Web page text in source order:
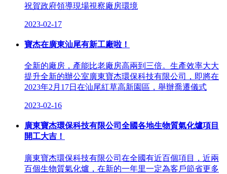
祝賀政府領導現場視察廠房環境
2023-02-17
寶杰在廣東汕尾有新工廠啦！
全新的廠房，產能比老廠房高兩到三倍。生產效率大大
提升全新的辦公室廣東寶杰環保科技有限公司，即將在
2023年2月17日在汕尾紅草高新園區，舉辦喬遷儀式
2023-02-16
廣東寶杰環保科技有限公司全國各地生物質氣化爐項目
開工大吉！
廣東寶杰環保科技有限公司在全國有近百個項目，近兩
百個生物質氣化爐，在新的一年里一定為客戶節省更多